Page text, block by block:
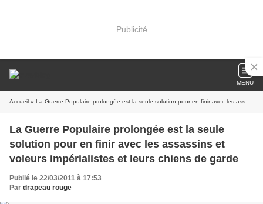
Publicité
MENU
Accueil » La Guerre Populaire prolongée est la seule solution pour en finir avec les assassins et voleurs impérialistes et leurs chiens de garde
La Guerre Populaire prolongée est la seule
solution pour en finir avec les assassins et
voleurs impérialistes et leurs chiens de garde
Publié le 22/03/2011 à 17:53
Par drapeau rouge